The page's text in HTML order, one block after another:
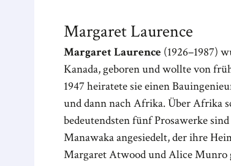
MargaretLaurence
Margaret Laurence (1926–1987)
Kanada, geboren und wollte von
1947 heiratete sie einen
und dann nach Afrika. Über Afrika
bedeutendsten fünf Prosawerke
Manawaka angesiedelt, der ihre
Margaret Atwood und Alice Munro